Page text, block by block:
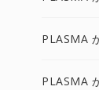
PLASMA
PLASMA